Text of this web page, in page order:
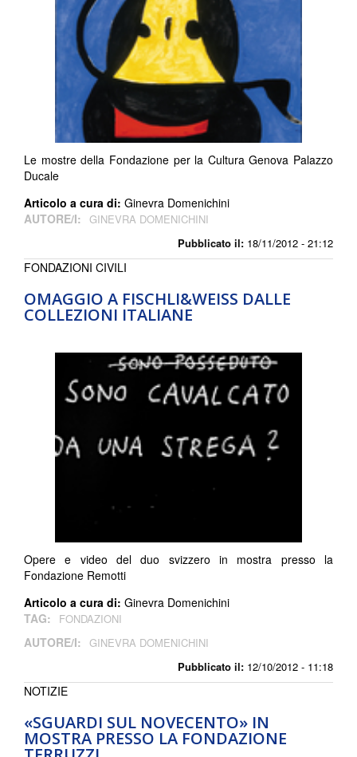
Pubblicato il: 18/11/2012 - 21:12
Le mostre della Fondazione per la Cultura Genova Palazzo
Ducale
Articolo a cura di: Ginevra Domenichini
AUTORE/I: GINEVRA DOMENICHINI
OMAGGIO A FISCHLI&WEISS DALLE
COLLEZIONI ITALIANE
Pubblicato il: 12/10/2012 - 11:18
FONDAZIONI CIVILI
Opere e video del duo svizzero in mostra presso la
Fondazione Remotti
Articolo a cura di: Ginevra Domenichini
TAG:
FONDAZIONI
AUTORE/I: GINEVRA DOMENICHINI
«SGUARDI SUL NOVECENTO» IN
MOSTRA PRESSO LA FONDAZIONE
NOTIZIE